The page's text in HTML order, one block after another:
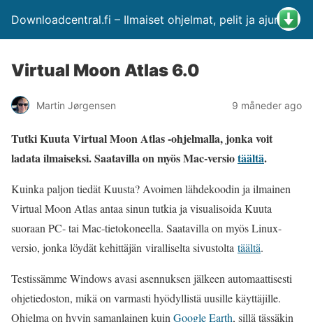
Downloadcentral.fi – Ilmaiset ohjelmat, pelit ja ajurit
Virtual Moon Atlas 6.0
Martin Jørgensen 9 måneder ago
Tutki Kuuta Virtual Moon Atlas -ohjelmalla, jonka voit
ladata ilmaiseksi. Saatavilla on myös Mac-versiotäältä.
Kuinka paljon tiedät Kuusta? Avoimen lähdekoodin ja ilmainen
Virtual Moon Atlas antaa sinun tutkia ja visualisoida Kuuta
suoraan PC- tai Mac-tietokoneella. Saatavilla on myös Linux-
versio, jonka löydät kehittäjän viralliselta sivustolta täältä.
Testissämme Windows avasi asennuksen jälkeen automaattisesti
ohjetiedoston, mikä on varmasti hyödyllistä uusille käyttäjille.
Ohjelma on hyvin samanlainen kuin Google Earth, sillä tässäkin